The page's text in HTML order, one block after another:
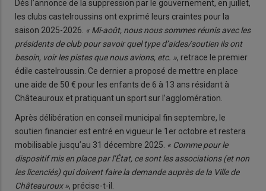
Dès l’annonce de la suppression par le gouvernement, en juillet,
les clubs castelroussins ont exprimé leurs craintes pour la
saison 2025-2026. « Mi-août, nous nous sommes réunis avec les
présidents de club pour savoir quel type d’aides/soutien ils ont
besoin, voir les pistes que nous avions, etc. », retrace le premier
édile castelroussin. Ce dernier a proposé de mettre en place
une aide de 50 € pour les enfants de 6 à 13 ans résidant à
Châteauroux et pratiquant un sport sur l’agglomération.
Après délibération en conseil municipal fin septembre, le
soutien financier est entré en vigueur le 1er octobre et restera
mobilisable jusqu’au 31 décembre 2025. « Comme pour le
dispositif mis en place par l’État, ce sont les associations (et non
les licenciés) qui doivent faire la demande auprès de la Ville de
Châteauroux », précise-t-il.